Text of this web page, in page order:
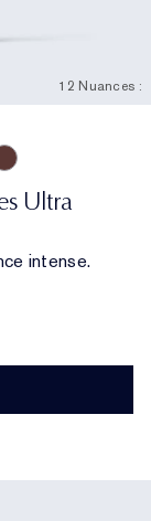
12 Nuances :
Ultra
intense.